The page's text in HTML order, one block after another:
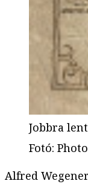
Jobbra
Fotó:
Alfred